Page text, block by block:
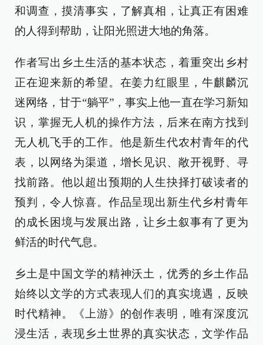
和调查，摸清事实，了解真相，让真正有困难
的人得到帮助，让阳光照进大地的角落。
作者写出乡土生活的基本状态，着重突出乡村
正在迎来新的希望。在姜力红眼里，牛麒麟沉
迷网络，甘于“躺平”，事实上他一直在学习新知
识，掌握无人机的操作方法，后来在南方找到
无人机飞手的工作。他是新生代农村青年的代
表，以网络为渠道，增长见识、敞开视野、寻
找前路。他以超出预期的人生抉择打破读者的
预判，令人惊喜。作品呈现出新生代乡村青年
的成长困境与发展出路，让乡土叙事有了更为
鲜活的时代气息。
乡土是中国文学的精神沃土，优秀的乡土作品
始终以文学的方式表现人们的真实境遇，反映
时代精神。《上游》的创作表明，唯有深度沉
浸生活，表现乡土世界的真实状态，文学作品